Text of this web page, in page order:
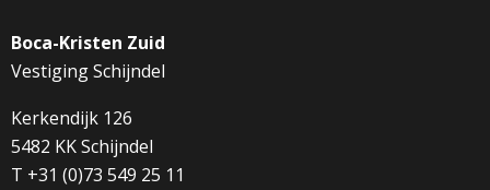
Boca-Kristen Zuid
Vestiging Schijndel
Kerkendijk 126
5482 KK Schijndel
T +31 (0)73 549 25 11